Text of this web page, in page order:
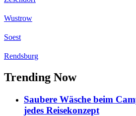
Wustrow
Soest
Rendsburg
Trending Now
Saubere Wäsche beim
jedes Reisekonzept